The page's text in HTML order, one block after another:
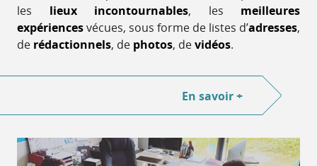
les lieux incontournables, les meilleures
expériencesvécues, sous forme de listes d’adresses,
de rédactionnels, de photos, devidéos.
En savoir +